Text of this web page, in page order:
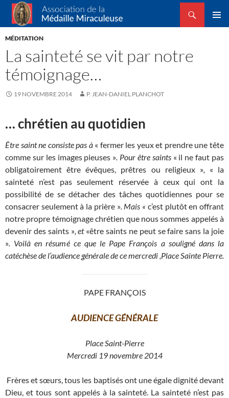
Association de la Médaille Miraculeuse
Recherche
ALLER
AU
MÉDITATION
La sainteté se vit par notre
témoignage…
19 NOVEMBRE 2014 P. JEAN-DANIEL PLANCHOT
… chrétien au quotidien
Être saint ne consiste pas à « fermer les yeux et prendre une tête
comme sur les images pieuses ». Pour être saints « il ne faut pas
obligatoirement être évêques, prêtres ou religieux », « la
sainteté n’est pas seulement réservée à ceux qui ont la
possibilité de se détacher des tâches quotidiennes pour se
consacrer seulement à la prière ». Mais « c’est plutôt en offrant
notre propre témoignage chrétien que nous sommes appelés à
devenir des saints », et «être saints ne peut se faire sans la joie
». Voilà en résumé ce que le Pape François a souligné dans la
catéchèse de l’audience générale de ce mercredi ,Place Sainte Pierre.
PAPE FRANÇOIS
AUDIENCE GÉNÉRALE
Place Saint-Pierre
Mercredi 19 novembre 2014
Frères et sœurs, tous les baptisés ont une égale dignité devant
Dieu, et tous sont appelés à la sainteté. La sainteté n’est pas